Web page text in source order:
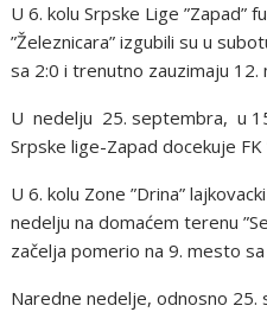
U 6. kolu Srpske Lige ”Zapad”
”Železnicara” izgubili su u
sa 2:0 i trenutno zauzimaju
U nedelju 25. septembra, u
Srpske lige-Zapad docekuje FK
U 6. kolu Zone ”Drina”
nedelju na domaćem terenu
začelja pomerio na 9. mesto
Naredne nedelje, odnosno